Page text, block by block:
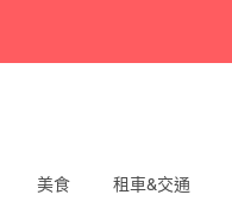
美食 租車&交通